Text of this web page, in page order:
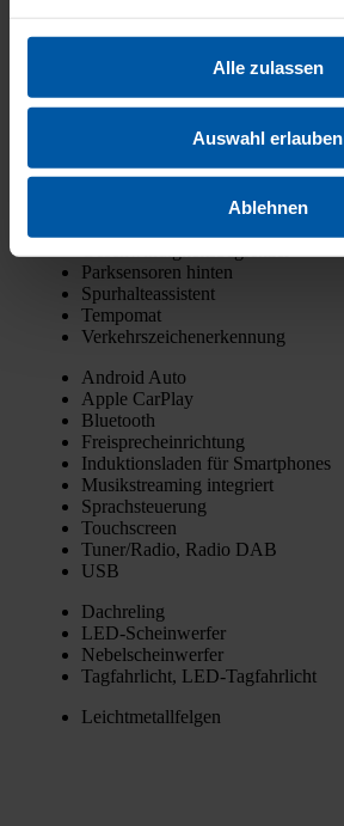
Alle zulassen
Auswahl erlauben
Ablehnen
Rück­bank geteilt umleg­bar
Voll­di­gi­ta­les Kom­bi­in­stru­ment
Zen­tral­ver­rie­ge­lung
Park­sen­so­ren hin­ten
Spur­hal­te­as­sis­tent
Tem­po­mat
Ver­kehrs­zei­chen­er­ken­nung
Android Auto
Apple Car­Play
Blue­tooth
Frei­sprech­ein­rich­tung
Induk­ti­ons­la­den für Smart­phones
Musik­strea­ming inte­griert
Sprach­steue­rung
Touch­screen
Tuner/Radio, Radio DAB
USB
Dach­re­ling
LED-Schein­wer­fer
Nebel­schein­wer­fer
Tag­fahr­licht, LED-Tag­fahr­licht
Leicht­me­tall­fel­gen